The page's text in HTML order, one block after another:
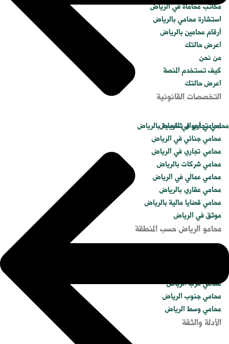
محامي تجاري في الرياض
مكاتب محاماة في الرياض
استشارة محامي بالرياض
أرقام محامين بالرياض
اعرض حالتك
من نحن
كيف تستخدم المنصة
اعرض حالتك
التخصصات القانونية
محامي أحوال شخصية بالرياض
محامي جنائي في الرياض
محامي تجاري في الرياض
محامي شركات بالرياض
محامي عمالي في الرياض
محامي عقاري بالرياض
محامي قضايا مالية بالرياض
موثق في الرياض
محامو الرياض حسب المنطقة
محامي غرب الرياض
محامي جنوب الرياض
محامي وسط الرياض
الأدلة والثقة